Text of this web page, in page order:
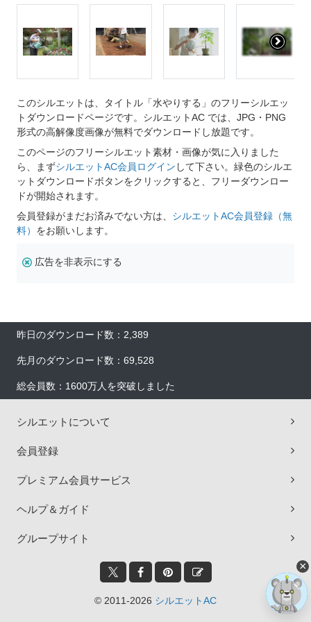
このシルエットは、タイトル「水やりする」のフリーシルエッ
トダウンロードページです。シルエットAC では、JPG・PNG
形式の高解像度画像が無料でダウンロードし放題です。
このページのフリーシルエット素材・画像が気に入りました
ら、まずシルエットAC会員ログイン して下さい。緑色のシルエ
ットダウンロードボタンをクリックすると、フリーダウンロー
ドが開始されます。
会員登録がまだお済みでない方は、 シルエットAC会員登録（無
料） をお願いします。
広告を非表示にする
昨日のダウンロード数：2,389
先月のダウンロード数：69,528
総会員数：1600万人を突破しました
シルエットについて
会員登録
プレミアム会員サービス
ヘルプ＆ガイド
グループサイト
© 2011-2026 シルエットAC
×